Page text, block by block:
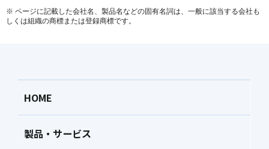
※ ページに記載した会社名、製品名などの固有名詞は、一般に該当する会社も
しくは組織の商標または登録商標です。
HOME
製品・サービス